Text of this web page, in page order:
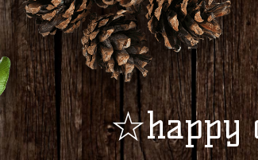
☆happy